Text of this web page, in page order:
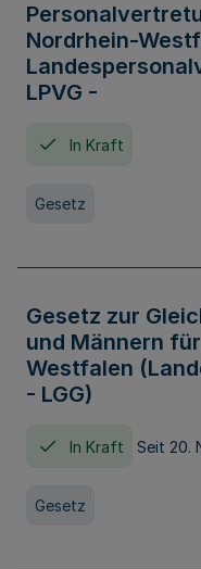
Nordrhein-
LPVG -
In Kraft
Gesetz
Gesetz zur
und Männern
Westfalen
- LGG)
In Kraft Seit 20.
Gesetz